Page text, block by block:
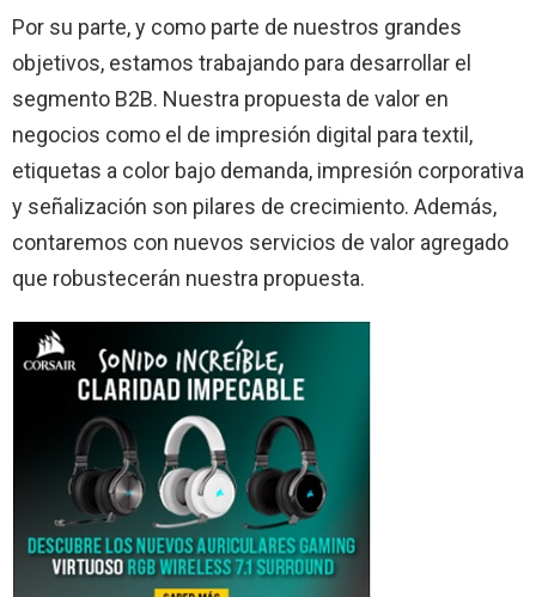
Por su parte, y como parte de nuestros grandes
objetivos, estamos trabajando para desarrollar el
segmento B2B. Nuestra propuesta de valor en
negocios como el de impresión digital para textil,
etiquetas a color bajo demanda, impresión corporativa
y señalización son pilares de crecimiento. Además,
contaremos con nuevos servicios de valor agregado
que robustecerán nuestra propuesta.